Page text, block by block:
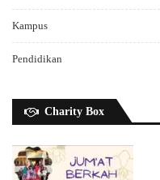
Kampus
Pendidikan
Charity Box